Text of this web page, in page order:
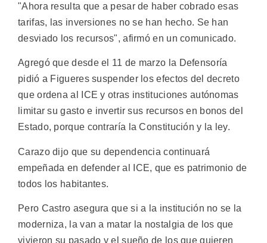
"Ahora resulta que a pesar de haber cobrado esas
tarifas, las inversiones no se han hecho. Se han
desviado los recursos", afirmó en un comunicado.
Agregó que desde el 11 de marzo la Defensoría
pidió a Figueres suspender los efectos del decreto
que ordena al ICE y otras instituciones autónomas
limitar su gasto e invertir sus recursos en bonos del
Estado, porque contraría la Constitución y la ley.
Carazo dijo que su dependencia continuará
empeñada en defender al ICE, que es patrimonio de
todos los habitantes.
Pero Castro asegura que si a la institución no se la
moderniza, la van a matar la nostalgia de los que
vivieron su pasado y el sueño de los que quieren